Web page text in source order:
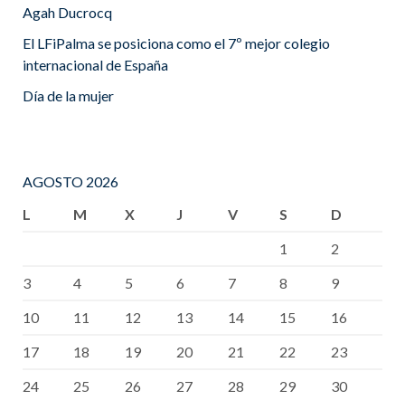
Agah Ducrocq
El LFiPalma se posiciona como el 7º mejor colegio
internacional de España
Día de la mujer
AGOSTO 2026
L
M X J V S
D
1
2
3
4 5 6 7 8
9
10
11 12 13 14 15
16
17
18 19 20 21 22
23
24
25 26 27 28 29
30